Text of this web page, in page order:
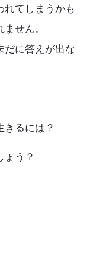
れてしまうかも
せん。
だに答えが出な
きるには？
ょう？